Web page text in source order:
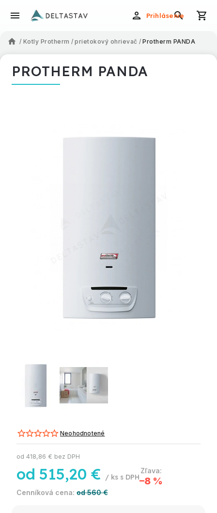
Prihlásenie
/ Kotly Protherm / prietokový ohrievač / Protherm PANDA
PROTHERM PANDA
Neohodnotené
od 560 €
–8 %
od 515,20 € / ks
od 418,86 € bez DPH